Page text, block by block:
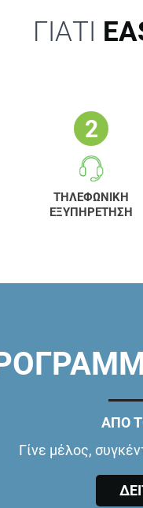
ΓΙΑΤΙ
ΤΗΛΕΦΩΝΙΚΗ
ΕΞΥΠΗΡΕΤΗΣΗ
ΑΠΟ
Γίνε μέλος,